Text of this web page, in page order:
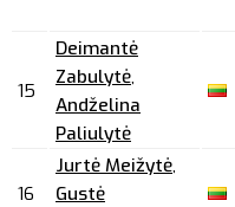
15
Deimantė
Zabulytė,
Andželina
Paliulytė
16
Jurtė Meižytė,
Gustė